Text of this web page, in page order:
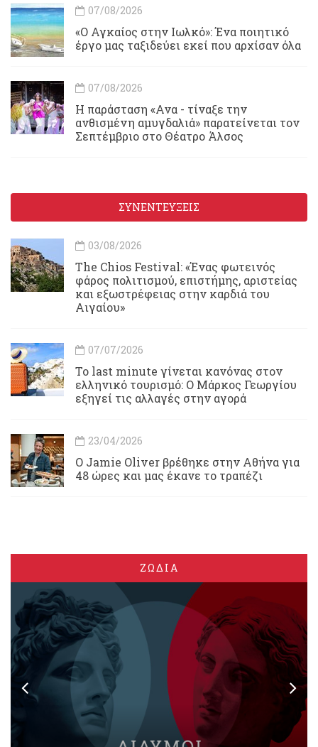
07/08/2026
«Ο Αγκαίος στην Ιωλκό»: Ένα ποιητικό
έργο μας ταξιδεύει εκεί που αρχίσαν όλα
07/08/2026
Η παράσταση «Ανα - τίναξε την
ανθισμένη αμυγδαλιά» παρατείνεται τον
Σεπτέμβριο στο Θέατρο Άλσος
ΣΥΝΕΝΤΕΥΞΕΙΣ
03/08/2026
Τhe Chios Festival: «Ένας φωτεινός
φάρος πολιτισμού, επιστήμης, αριστείας
και εξωστρέφειας στην καρδιά του
Αιγαίου»
07/07/2026
Το last minute γίνεται κανόνας στον
ελληνικό τουρισμό: Ο Μάρκος Γεωργίου
εξηγεί τις αλλαγές στην αγορά
23/04/2026
Ο Jamie Oliver βρέθηκε στην Αθήνα για
48 ώρες και μας έκανε το τραπέζι
ΖΩΔΙΑ